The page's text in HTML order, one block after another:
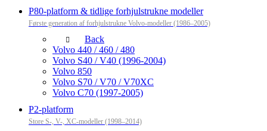
P80-platform & tidlige forhjulstrukne modeller
Første generation af forhjulstrukne Volvo-modeller (1986–2005)
Back
Volvo 440 / 460 / 480
Volvo S40 / V40 (1996-2004)
Volvo 850
Volvo S70 / V70 / V70XC
Volvo C70 (1997-2005)
P2-platform
Store S-, V-, XC-modeller (1998–2014)